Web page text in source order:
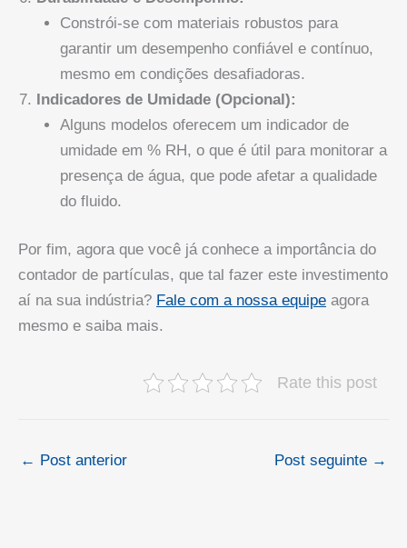
Constrói-se com materiais robustos para
garantir um desempenho confiável e contínuo,
mesmo em condições desafiadoras.
Indicadores de Umidade (Opcional):
Alguns modelos oferecem um indicador de
umidade em % RH, o que é útil para monitorar a
presença de água, que pode afetar a qualidade
do fluido.
Por fim, agora que você já conhece a importância do
contador de partículas, que tal fazer este investimento
aí na sua indústria? Fale com a nossa equipe agora
mesmo e saiba mais.
Rate this post
← Post anterior Post seguinte →